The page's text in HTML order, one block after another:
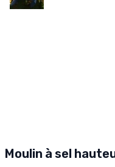
Moulin à sel